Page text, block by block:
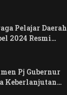
Pelajar Daerah
2024 Resmi…
Pj Gubernur
Keberlanjutan…